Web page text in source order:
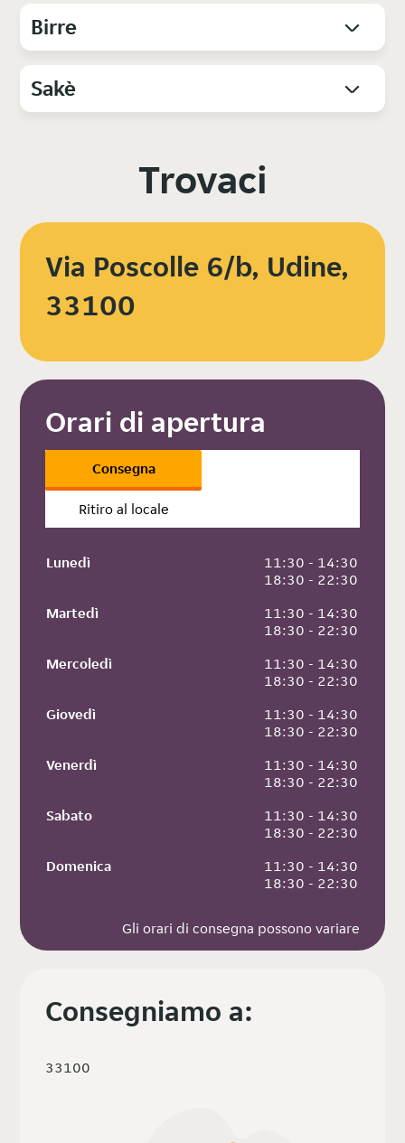
Birre
Sakè
Trovaci
Via Poscolle 6/b, Udine,
33100
Orari di apertura
Consegna
Ritiro al locale
Lunedì
11:30 - 14:30
18:30 - 22:30
Martedì
11:30 - 14:30
18:30 - 22:30
Mercoledì
11:30 - 14:30
18:30 - 22:30
Giovedì
11:30 - 14:30
18:30 - 22:30
Venerdì
11:30 - 14:30
18:30 - 22:30
Sabato
11:30 - 14:30
18:30 - 22:30
Domenica
11:30 - 14:30
18:30 - 22:30
Gli orari di consegna possono variare
Consegniamo a:
33100